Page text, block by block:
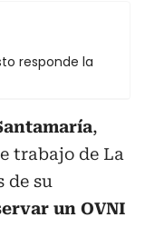
responde la
,
trabajo de La
de su
un OVNI